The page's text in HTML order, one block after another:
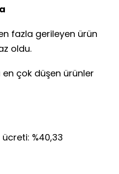
fazla gerileyen ürün
oldu.
en çok düşen ürünler
%40,33